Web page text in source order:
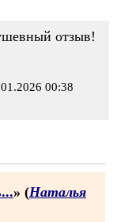
отзыв!
00:38
» (Наталья